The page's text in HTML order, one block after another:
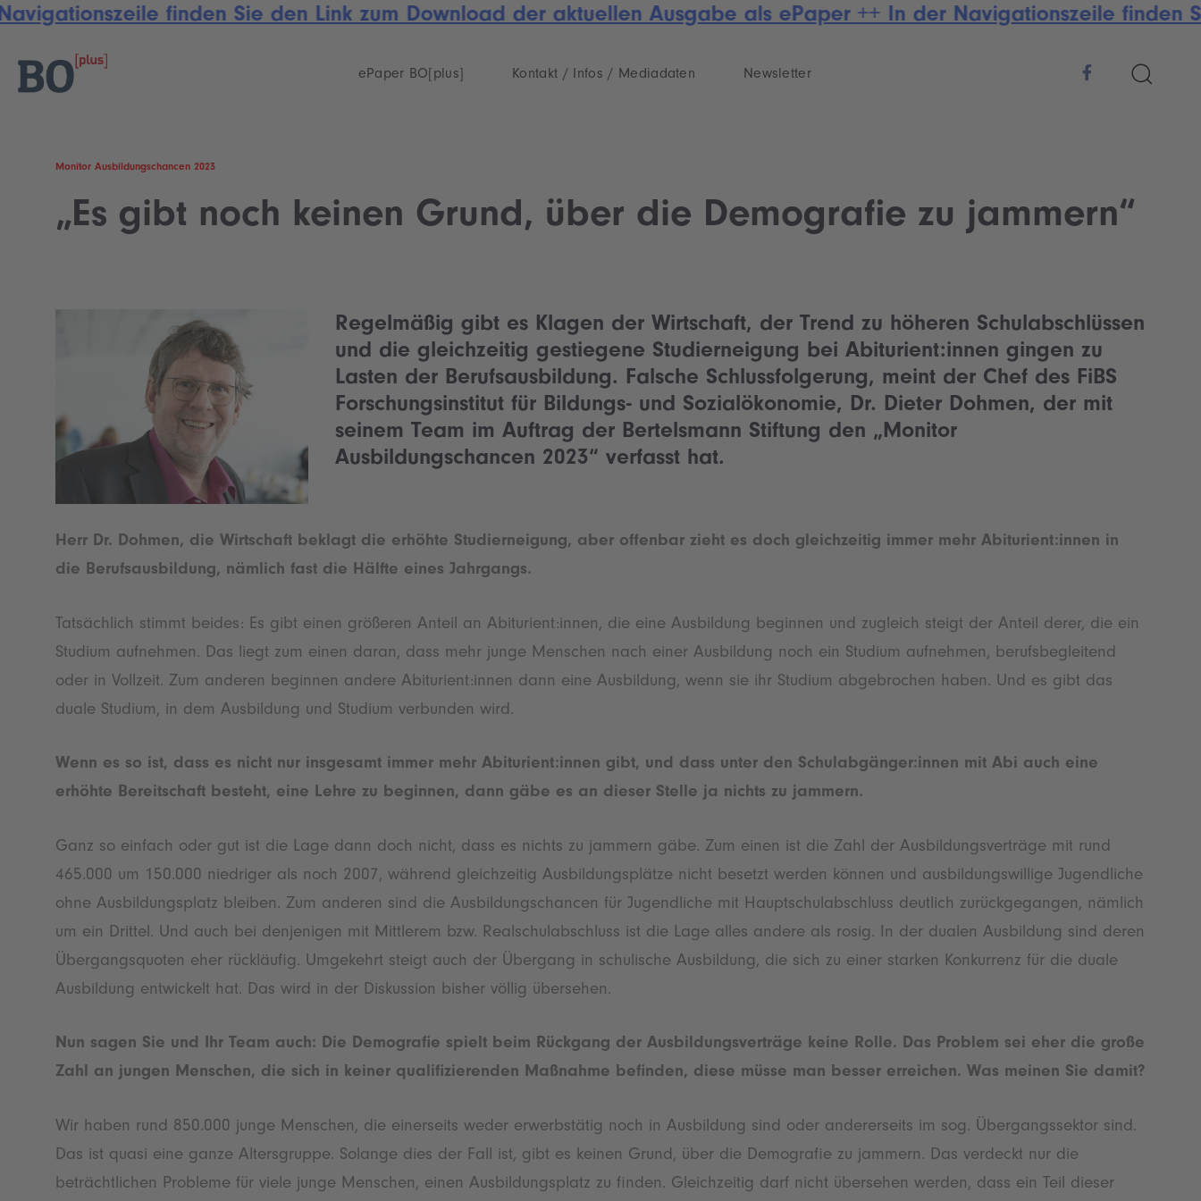
Skip
Skip
primary
navigation
finden Sie den Link zum Download der aktuellen Ausgabe als ePaper ++ In der Navigationszeile finden
ePaper BO[plus] Kontakt / Infos / Mediadaten Newsletter
Monitor Ausbildungschancen 2023
„Es gibt noch keinen Grund, über die Demografie zu jammern“
Regelmäßig gibt es Klagen der Wirtschaft, der Trend zu höheren Schulabschlüssen
und die gleichzeitig gestiegene Studierneigung bei Abiturient:innen gingen zu
Lasten der Berufsausbildung. Falsche Schlussfolgerung, meint der Chef des FiBS
Forschungsinstitut für Bildungs- und Sozialökonomie, Dr. Dieter Dohmen, der mit
seinem Team im Auftrag der Bertelsmann Stiftung den „Monitor
Ausbildungschancen 2023“ verfasst hat.
Herr Dr. Dohmen, die Wirtschaft beklagt die erhöhte Studierneigung, aber offenbar zieht es doch gleichzeitig immer mehr Abiturient:innen in
die Berufsausbildung, nämlich fast die Hälfte eines Jahrgangs.
Tatsächlich stimmt beides: Es gibt einen größeren Anteil an Abiturient:innen, die eine Ausbildung beginnen und zugleich steigt der Anteil derer, die ein
Studium aufnehmen. Das liegt zum einen daran, dass mehr junge Menschen nach einer Ausbildung noch ein Studium aufnehmen, berufsbegleitend
oder in Vollzeit. Zum anderen beginnen andere Abiturient:innen dann eine Ausbildung, wenn sie ihr Studium abgebrochen haben. Und es gibt das
duale Studium, in dem Ausbildung und Studium verbunden wird.
Wenn es so ist, dass es nicht nur insgesamt immer mehr Abiturient:innen gibt, und dass unter den Schulabgänger:innen mit Abi auch eine
erhöhte Bereitschaft besteht, eine Lehre zu beginnen, dann gäbe es an dieser Stelle ja nichts zu jammern.
Ganz so einfach oder gut ist die Lage dann doch nicht, dass es nichts zu jammern gäbe. Zum einen ist die Zahl der Ausbildungsverträge mit rund
465.000 um 150.000 niedriger als noch 2007, während gleichzeitig Ausbildungsplätze nicht besetzt werden können und ausbildungswillige Jugendliche
ohne Ausbildungsplatz bleiben. Zum anderen sind die Ausbildungschancen für Jugendliche mit Hauptschulabschluss deutlich zurückgegangen, nämlich
um ein Drittel. Und auch bei denjenigen mit Mittlerem bzw. Realschulabschluss ist die Lage alles andere als rosig. In der dualen Ausbildung sind deren
Übergangsquoten eher rückläufig. Umgekehrt steigt auch der Übergang in schulische Ausbildung, die sich zu einer starken Konkurrenz für die duale
Ausbildung entwickelt hat. Das wird in der Diskussion bisher völlig übersehen.
Nun sagen Sie und Ihr Team auch: Die Demografie spielt beim Rückgang der Ausbildungsverträge keine Rolle. Das Problem sei eher die große
Zahl an jungen Menschen, die sich in keiner qualifizierenden Maßnahme befinden, diese müsse man besser erreichen. Was meinen Sie damit?
Wir haben rund 850.000 junge Menschen, die einerseits weder erwerbstätig noch in Ausbildung sind oder andererseits im sog. Übergangssektor sind.
Das ist quasi eine ganze Altersgruppe. Solange dies der Fall ist, gibt es keinen Grund, über die Demografie zu jammern. Das verdeckt nur die
beträchtlichen Probleme für viele junge Menschen, einen Ausbildungsplatz zu finden. Gleichzeitig darf nicht übersehen werden, dass ein Teil dieser